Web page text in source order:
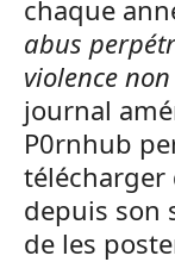
chaque
abus
violence
journal
P0rnhub
télécharger
depuis son
de les